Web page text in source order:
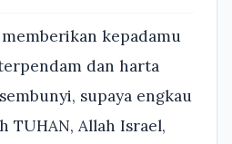
kepadamu
dan harta
supaya engkau
TUHAN, Allah Israel,